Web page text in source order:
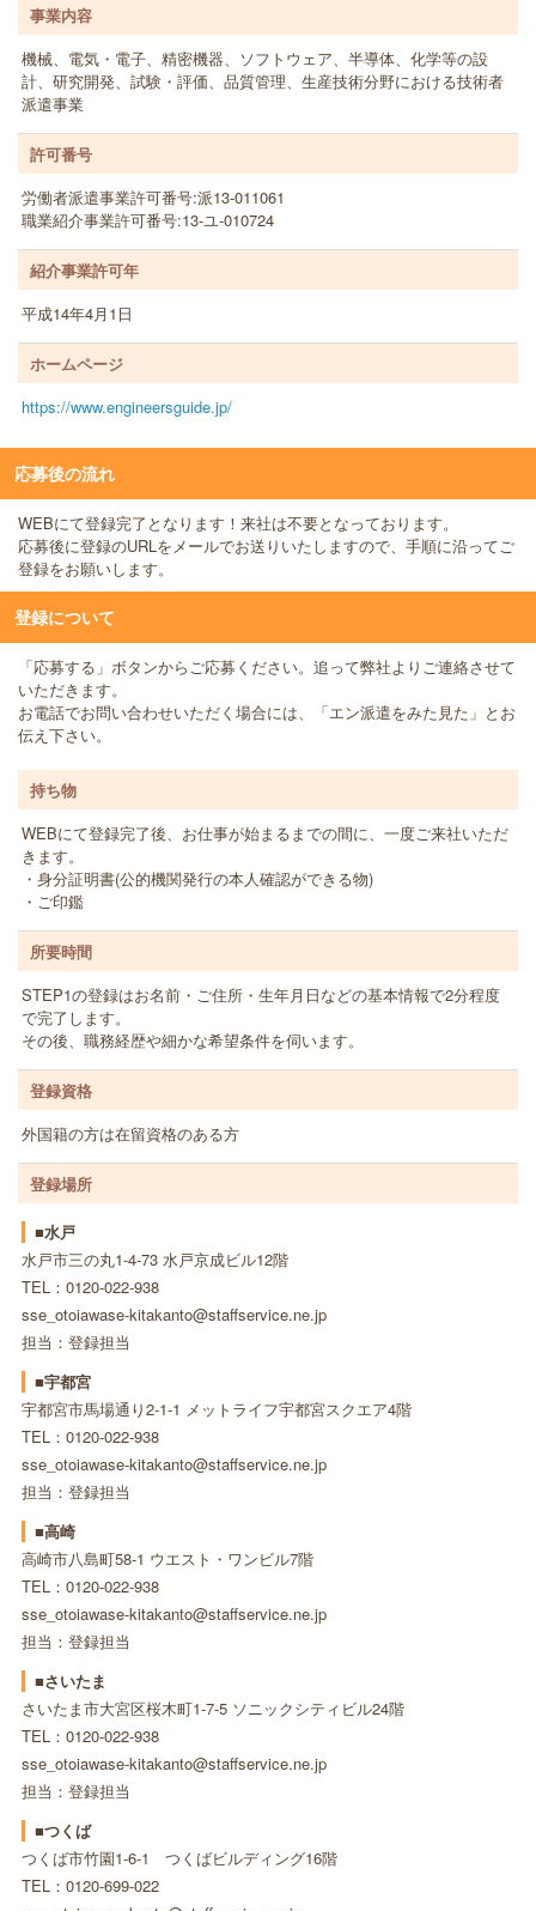
事業内容
機械、電気・電子、精密機器、ソフトウェア、半導体、化学等の設
計、研究開発、試験・評価、品質管理、生産技術分野における技術者
派遣事業
許可番号
労働者派遣事業許可番号:派13-011061
職業紹介事業許可番号:13-ユ-010724
紹介事業許可年
平成14年4月1日
ホームページ
https://www.engineersguide.jp/
応募後の流れ
WEBにて登録完了となります！来社は不要となっております。
応募後に登録のURLをメールでお送りいたしますので、手順に沿ってご
登録をお願いします。
登録について
「応募する」ボタンからご応募ください。追って弊社よりご連絡させて
いただきます。
お電話でお問い合わせいただく場合には、「エン派遣をみた見た」とお
伝え下さい。
持ち物
WEBにて登録完了後、お仕事が始まるまでの間に、一度ご来社いただ
きます。
・身分証明書(公的機関発行の本人確認ができる物)
・ご印鑑
所要時間
STEP1の登録はお名前・ご住所・生年月日などの基本情報で2分程度
で完了します。
その後、職務経歴や細かな希望条件を伺います。
登録資格
外国籍の方は在留資格のある方
登録場所
■水戸
水戸市三の丸1-4-73 水戸京成ビル12階
TEL：0120-022-938
sse_otoiawase-kitakanto@staffservice.ne.jp
担当：登録担当
■宇都宮
宇都宮市馬場通り2-1-1 メットライフ宇都宮スクエア4階
TEL：0120-022-938
sse_otoiawase-kitakanto@staffservice.ne.jp
担当：登録担当
■高崎
高崎市八島町58-1 ウエスト・ワンビル7階
TEL：0120-022-938
sse_otoiawase-kitakanto@staffservice.ne.jp
担当：登録担当
■さいたま
さいたま市大宮区桜木町1-7-5 ソニックシティビル24階
TEL：0120-022-938
sse_otoiawase-kitakanto@staffservice.ne.jp
担当：登録担当
■つくば
つくば市竹園1-6-1 つくばビルディング16階
TEL：0120-699-022